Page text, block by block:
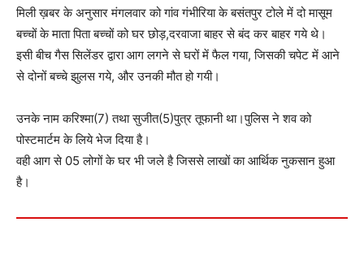
मिली ख़बर के अनुसार मंगलवार को गांव गंभीरिया के बसंतपुर टोले में दो मासूम
बच्चों के माता पिता बच्चों को घर छोड़,दरवाजा बाहर से बंद कर बाहर गये थे।
इसी बीच गैस सिलेंडर द्वारा आग लगने से घरों में फैल गया, जिसकी चपेट में आने
से दोनों बच्चे झुलस गये, और उनकी मौत हो गयी।
उनके नाम करिश्मा(7) तथा सुजीत(5)पुत्र तूफानी था।पुलिस ने शव को
पोस्टमार्टम के लिये भेज दिया है।
वही आग से 05 लोगों के घर भी जले है जिससे लाखों का आर्थिक नुकसान हुआ
है।